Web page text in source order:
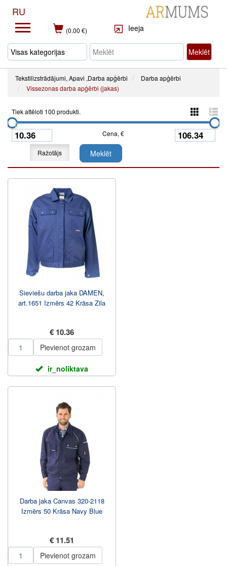
RU
(0.00 €) Ieeja
Meklēt
Tekstilizstrādājumi, Apavi ,Darba apģērbi
Darba apģērbi
Vissezonas darba apģērbi (jakas)
Tiek attēloti 100 produkti.
Cena, €
Ražotājs Meklēt
Sieviešu darba jaka DAMEN,
art.1651 Izmērs 42 Krāsa Zila
€ 10.36
Pievienot grozam
ir_noliktava
Darba jaka Canvas 320-2118
Izmērs 50 Krāsa Navy Blue
€ 11.51
Pievienot grozam